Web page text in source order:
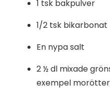
1 tsk bakpulver
1/2 tsk bikarbonat
En nypa salt
2 ½ dl mixade
exempel